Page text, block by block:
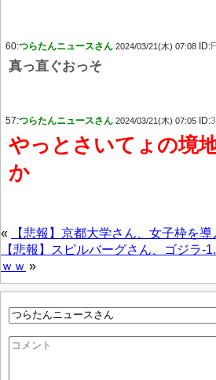
60:つらたんニュースさん 2024/03/21(木) 07:08 ID:
真っ直ぐおっそ
57:つらたんニュースさん 2024/03/21(木) 07:05 ID:
やっとさいてょの境
か
«
【悲報】京都大学さん、女子枠を導
【悲報】スピルバーグさん、ゴジラ-
ｗｗ »